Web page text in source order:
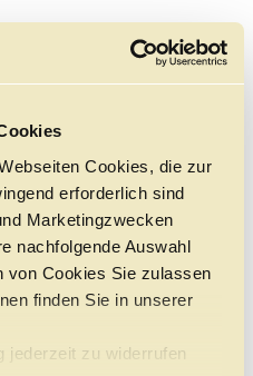
Cookies, die zur
erforderlich sind
Marketingzwecken
nachfolgende Auswahl
von Cookies Sie zulassen
finden Sie in unserer
jederzeit zu widerrufen